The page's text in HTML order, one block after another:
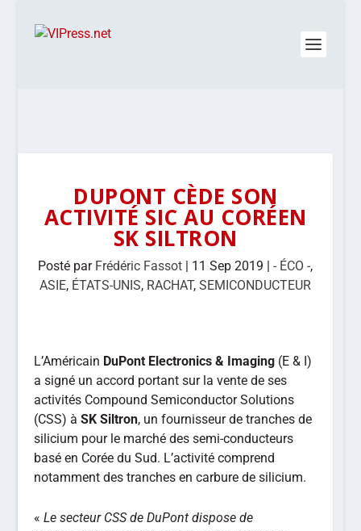
DUPONT CÈDE SON
ACTIVITÉ SIC AU CORÉEN
SK SILTRON
Posté par Frédéric Fassot | 11 Sep 2019 |- ÉCO -,
ASIE, ÉTATS-UNIS, RACHAT,SEMICONDUCTEUR
L’Américain DuPont Electronics & Imaging (E & I)
a signé un accord portant sur la vente de ses
activités Compound Semiconductor Solutions
(CSS) àSK Siltron, un fournisseur de tranches de
silicium pour le marché des semi-conducteurs
basé en Corée du Sud. L’activité comprend
notamment des tranches en carbure de silicium.
«Le secteur CSS de DuPont dispose de